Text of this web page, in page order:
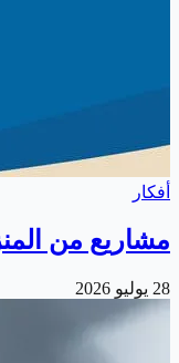
أفكار
مشاريع من
28 يوليو 2026